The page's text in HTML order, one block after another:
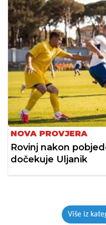
NOVA PROVJERA
Rovinj nakon
dočekuje Uljanik
Više iz